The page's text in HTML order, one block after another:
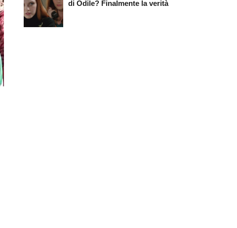
di Odile? Finalmente la verità